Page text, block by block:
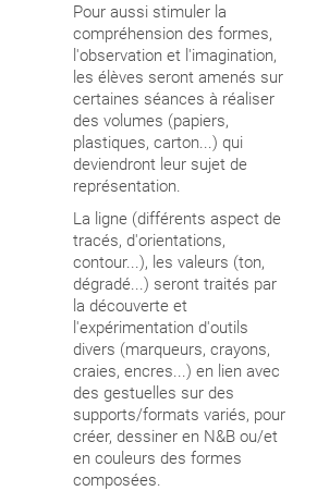
Pour aussi stimuler la
compréhension des formes,
l'observation et l'imagination,
les élèves seront amenés sur
certaines séances à réaliser
des volumes (papiers,
plastiques, carton...) qui
deviendront leur sujet de
représentation.
La ligne (différents aspect de
tracés, d'orientations,
contour...), les valeurs (ton,
dégradé...) seront traités par
la découverte et
l'expérimentation d'outils
divers (marqueurs, crayons,
craies, encres...) en lien avec
des gestuelles sur des
supports/formats variés, pour
créer, dessiner en N&B ou/et
en couleurs des formes
composées.